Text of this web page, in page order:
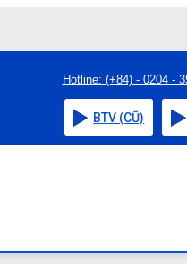
Hotline: (+84) - 0204 -
BTV (CŨ)